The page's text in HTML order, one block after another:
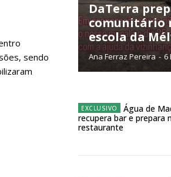
ASSINATURA
DIGITAL ANUAL
16
12 meses
sendo
DaTerra
comunitário
escola da
Ana Ferraz Pereira - 6
Água de
recupera bar e prepara
restaurante